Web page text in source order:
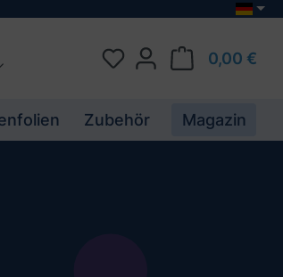
0,00 €
Zubehör Magazin